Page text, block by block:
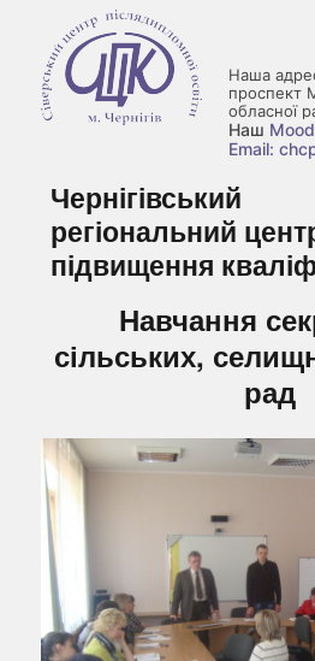
Наша
проспект
обласної
Наш
Email:
Чернігівський
регіональний
підвищення
Навчання
сільських,
рад